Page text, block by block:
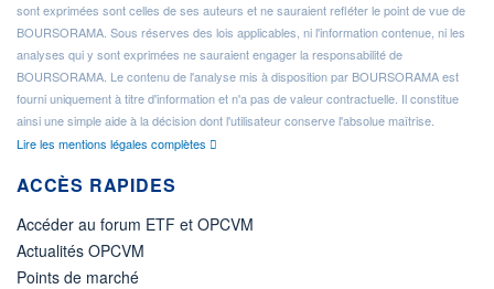
sont exprimées sont celles de ses auteurs et ne sauraient refléter le point de vue de
BOURSORAMA. Sous réserves des lois applicables, ni l'information contenue, ni les
analyses qui y sont exprimées ne sauraient engager la responsabilité de
BOURSORAMA. Le contenu de l'analyse mis à disposition par BOURSORAMA est
fourni uniquement à titre d'information et n'a pas de valeur contractuelle. Il constitue
ainsi une simple aide à la décision dont l'utilisateur conserve l'absolue maîtrise.
Lire les mentions légales complètes
ACCÈS RAPIDES
Accéder au forum ETF et OPCVM
Actualités OPCVM
Points de marché